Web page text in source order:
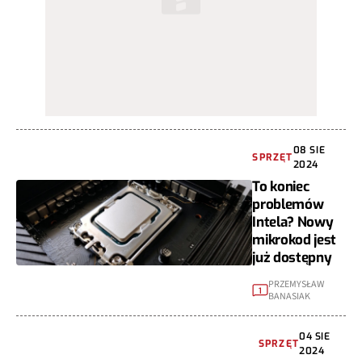
SPRZĘT
08 SIE
2024
To koniec
problemów
Intela? Nowy
mikrokod jest
już dostępny
1
PRZEMYSŁAW
BANASIAK
SPRZĘT
04 SIE
2024